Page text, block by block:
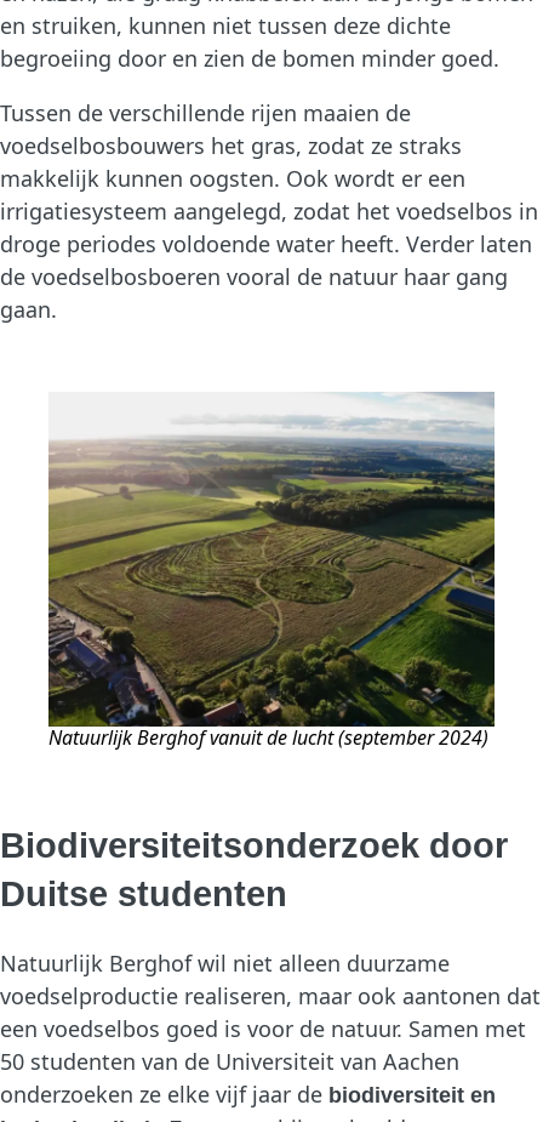
en struiken, kunnen niet tussen deze dichte
begroeiing door en zien de bomen minder goed.
Tussen de verschillende rijen maaien de
voedselbosbouwers het gras, zodat ze straks
makkelijk kunnen oogsten. Ook wordt er een
irrigatiesysteem aangelegd, zodat het voedselbos in
droge periodes voldoende water heeft. Verder laten
de voedselbosboeren vooral de natuur haar gang
gaan.
Natuurlijk Berghof vanuit de lucht (september 2024)
Biodiversiteitsonderzoek door
Duitse studenten
Natuurlijk Berghof wil niet alleen duurzame
voedselproductie realiseren, maar ook aantonen dat
een voedselbos goed is voor de natuur. Samen met
50 studenten van de Universiteit van Aachen
onderzoeken ze elke vijf jaar de biodiversiteit en